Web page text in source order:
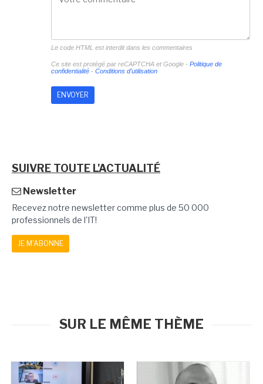
Le code HTML est interdit dans les commentaires
Ce site est protégé par reCAPTCHA et Google - Politique de
confidentialité- Conditions d'utilisation
SUIVRE TOUTE L'ACTUALITÉ
Newsletter
Recevez notre newsletter comme plus de 50 000
professionnels de l'IT!
JE M'ABONNE
SUR LE MÊME THÈME